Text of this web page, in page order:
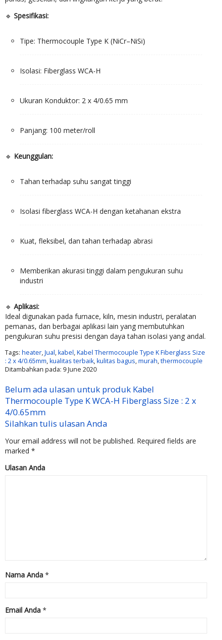
🔹 Spesifikasi:
Tipe: Thermocouple Type K (NiCr–NiSi)
Isolasi: Fiberglass WCA-H
Ukuran Konduktor: 2 x 4/0.65 mm
Panjang: 100 meter/roll
🔹 Keunggulan:
Tahan terhadap suhu sangat tinggi
Isolasi fiberglass WCA-H dengan ketahanan ekstra
Kuat, fleksibel, dan tahan terhadap abrasi
Memberikan akurasi tinggi dalam pengukuran suhu
industri
🔹 Aplikasi:
Ideal digunakan pada furnace, kiln, mesin industri, peralatan
pemanas, dan berbagai aplikasi lain yang membutuhkan
pengukuran suhu presisi dengan daya tahan isolasi yang andal.
Tags: heater,Jual,kabel,Kabel Thermocouple Type K Fiberglass Size
: 2 x 4/0.65mm,kualitas terbaik,kulitas bagus,murah,thermocouple
Ditambahkan pada: 9 June 2020
Belum ada ulasan untuk produk Kabel
Thermocouple Type K WCA-H Fiberglass Size : 2 x
4/0.65mm
Silahkan tulis ulasan Anda
Your email address will not be published. Required fields are
marked *
Ulasan Anda
Nama Anda *
Email Anda *